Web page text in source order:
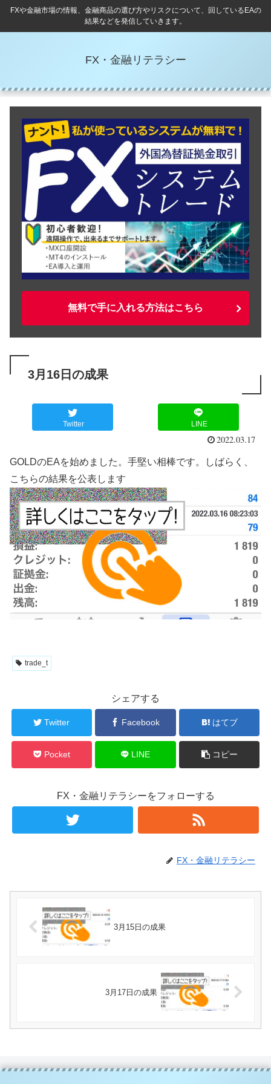
FXや金融市場の情報、金融商品の選び方やリスクについて、回しているEAの
結果などを発信していきます。
FX・金融リテラシー
無料で手に入れる方法はこちら
3月16日の成果
Twitter LINE
2022.03.17
GOLDのEAを始めました。手堅い相棒です。しばらく、
こちらの結果を公表します
trade_t
シェアする
Twitter Facebook はてブ
Pocket LINE コピー
FX・金融リテラシーをフォローする
FX・金融リテラシー
3月15日の成果
3月17日の成果